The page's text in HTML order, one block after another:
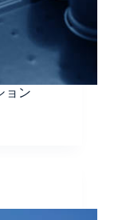
ョン